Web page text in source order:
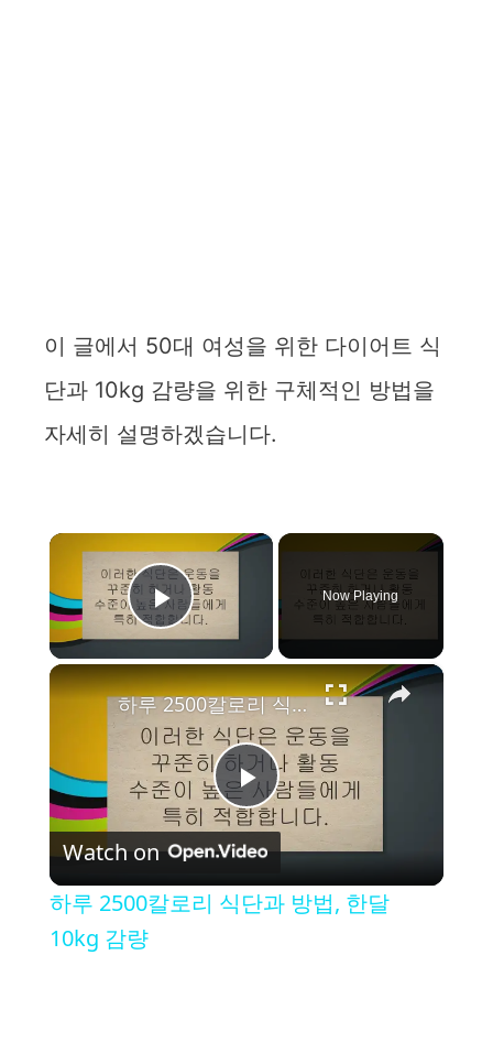
이 글에서 50대 여성을 위한 다이어트 식
단과 10kg 감량을 위한 구체적인 방법을
자세히 설명하겠습니다.
×
Play Video
Now Playing
×
P
하루 2500칼로리 식단과 방법, 한달 10kg 감량
Watch on
하루 2500칼로리 식단과 방법, 한달
10kg 감량